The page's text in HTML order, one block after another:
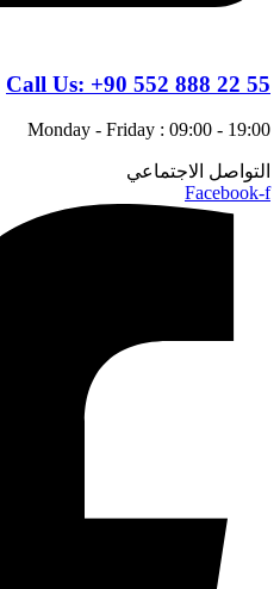
Call Us: +90 552 888 22 55
Monday - Friday : 09:00 - 19:00
التواصل الاجتماعي
Facebook-f